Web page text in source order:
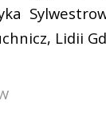
Lidii